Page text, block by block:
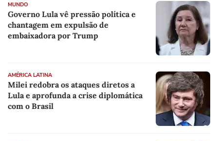
MUNDO
Governo Lula vê pressão política e
chantagem em expulsão de
embaixadora por Trump
AMÉRICA LATINA
Milei redobra os ataques diretos a
Lula e aprofunda a crise diplomática
com o Brasil